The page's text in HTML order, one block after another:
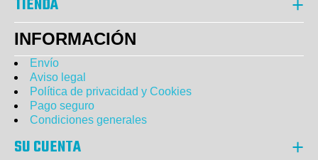
TIENDA
INFORMACIÓN
Envío
Aviso legal
Política de privacidad y Cookies
Pago seguro
Condiciones generales
SU CUENTA